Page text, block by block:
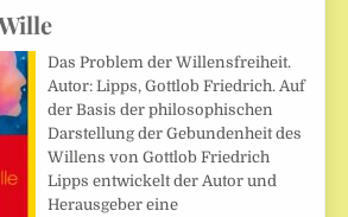
Das Problem der Willensfreiheit.
Autor: Lipps, Gottlob Friedrich. Auf
der Basis der philosophischen
Darstellung der Gebundenheit des
Willens von Gottlob Friedrich
Lipps entwickelt der Autor und
Herausgeber eine